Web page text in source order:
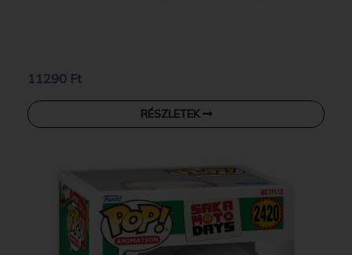
11290 Ft
RÉSZLETEK